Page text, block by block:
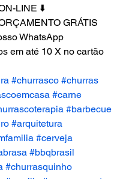
LINE ⬇️
GRÁTIS
WhatsApp
em até 10 X no cartão
#churrasco #churras
#carne
#barbecue
#arquitetura
#cerveja
#bbqbrasil
#churrasquinho